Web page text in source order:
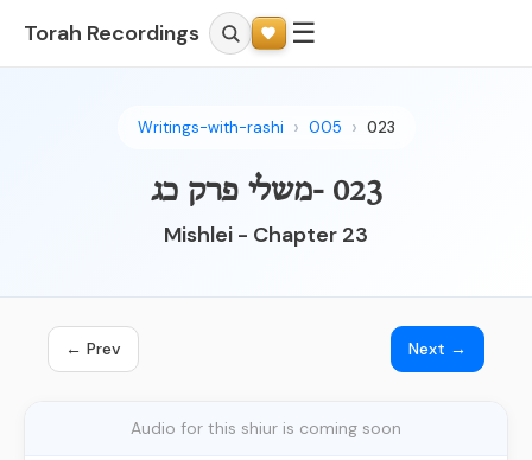
Torah Recordings ☰
Writings-with-rashi 005 023
023 -משלי פרק כג
Mishlei - Chapter 23
← Prev Next →
Audio for this shiur is coming soon